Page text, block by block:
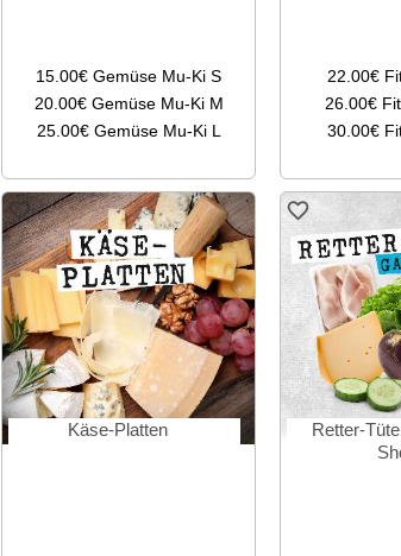
15.00€ Gemüse Mu-Ki S
20.00€ Gemüse Mu-Ki M
25.00€ Gemüse Mu-Ki L
22.00€
26.00€
30.00€
Käse-Platten
Retter-